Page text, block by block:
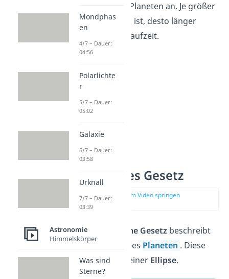
Umlaufzeit der Planeten an. Je größer
die Umlaufbahn ist, desto länger
beträgt die Umlaufzeit.
1. Keplersches Gesetz
zur Stelle im Video springen
Daserste Keplersche Gesetzbeschreibt
Umlaufbahn eines Planeten . Diese
Bahn hat die Form einer Ellipse.
Mondphas
en
4/7 – Dauer:
04:56
Polarlichte
r
5/7 – Dauer:
05:02
Galaxie
6/7 – Dauer:
03:58
Urknall
7/7 – Dauer:
03:39
Astronomie
Himmelskörper
Was sind
Sterne?